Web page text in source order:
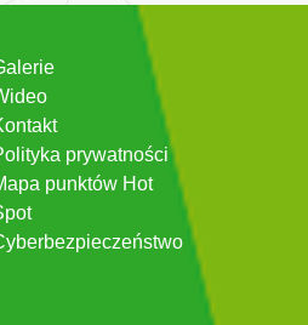
prywatności
punktów Hot